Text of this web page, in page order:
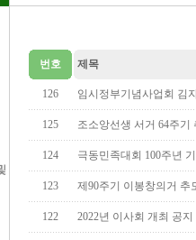
번호 제목
126 임시정부기념사업회 김
125 조소앙선생 서거 64주기
124 극동민족대회 100주년
123 제90주기 이봉창의거 추
122 2022년 이사회 개최 공지